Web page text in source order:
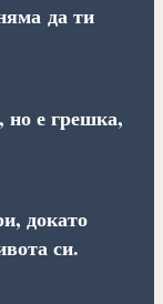
да ти
е грешка,
докато
си.